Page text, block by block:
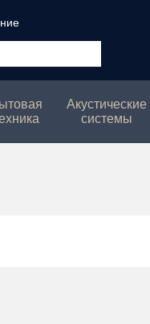
Акустические
системы